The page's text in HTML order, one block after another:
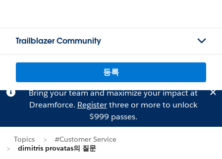
Trailblazer Community
등록
Bring your team and maximize your impact at
Dreamforce. Registerthree or more to unlock
$999 passes.
Topics
#Customer Service
dimitris provatas의 질문